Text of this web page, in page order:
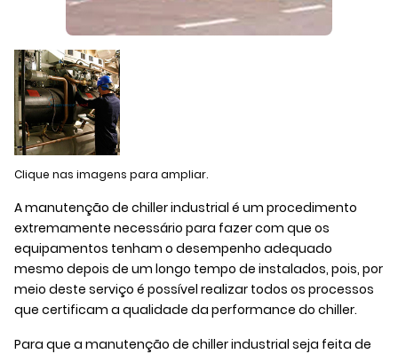
Clique nas imagens para ampliar.
Amanutenção de chiller industrial é um procedimento
extremamente necessário para fazer com que os
equipamentos tenham o desempenho adequado
mesmo depois de um longo tempo de instalados, pois, por
meio deste serviço é possível realizar todos os processos
que certificam a qualidade da performance do chiller.
Para que a manutenção de chiller industrial seja feita de